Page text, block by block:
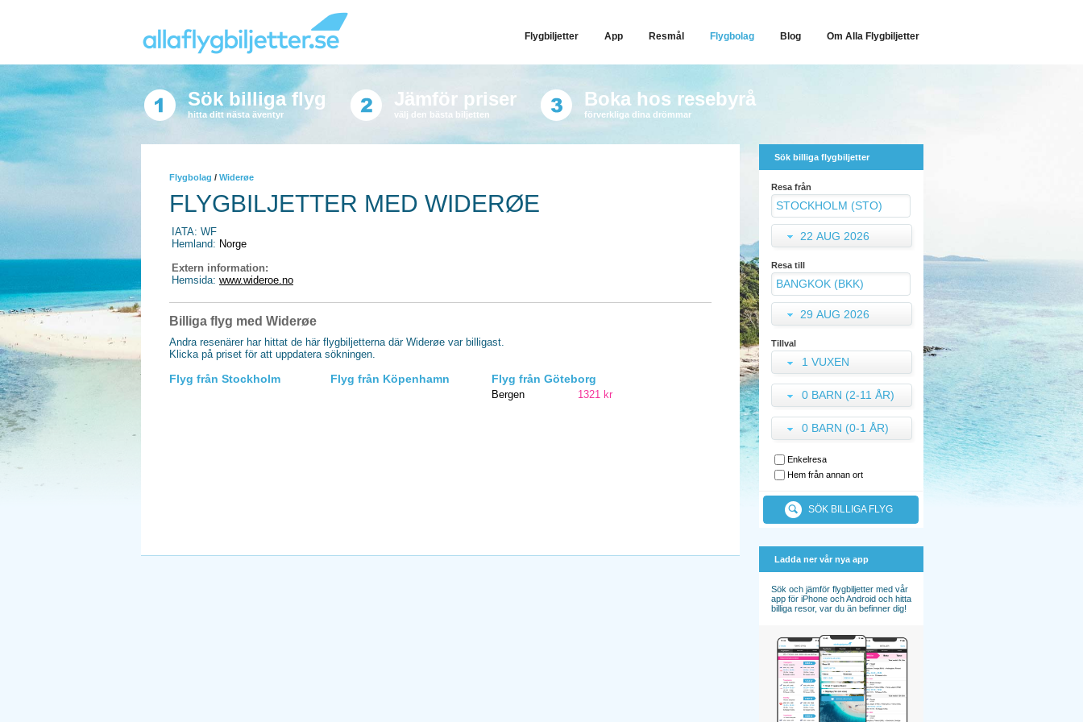
Flygbiljetter App Resmål Flygbolag Blog Om Alla Flygbiljetter
Sök billiga flyg
hitta ditt nästa äventyr
Jämför priser
välj den bästa biljetten
Boka hos resebyrå
förverkliga dina drömmar
Flygbolag / Widerøe
FLYGBILJETTER MED WIDERØE
IATA: WF
Hemland: Norge
Extern information:
Hemsida: www.wideroe.no
Billiga flyg med Widerøe
Andra resenärer har hittat de här flygbiljetterna där Widerøe var billigast.
Klicka på priset för att uppdatera sökningen.
Flyg från Stockholm Flyg från Köpenhamn Flyg från Göteborg
Bergen 1321 kr
Sök billiga flygbiljetter
Resa från
22 AUG 2026
Resa till
29 AUG 2026
Tillval
1 VUXEN
0 BARN (2-11 ÅR)
0 BARN (0-1 ÅR)
Enkelresa
Hem från annan ort
SÖK BILLIGA FLYG
Ladda ner vår nya app
Sök och jämför flygbiljetter med vår
app för iPhone och Android och hitta
billiga resor, var du än befinner dig!